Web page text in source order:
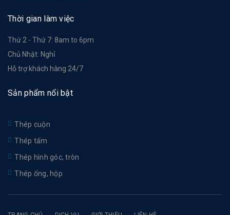
Thời gian làm việc
Thứ 2 - Thứ 7: 8am to 6pm
Chủ Nhật: Nghỉ
Hỗ trợ khách hàng 24/7
Sản phẩm nổi bật
Thép cuộn
Thép tấm
Thép hình góc, tròn
Thép ống, hộp